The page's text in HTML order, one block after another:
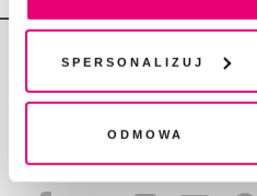
chwili wycofać lub ponowić w
plików cookie". Wycofanie
legalność przetwarzania
Spersonalizuj
Odmowa